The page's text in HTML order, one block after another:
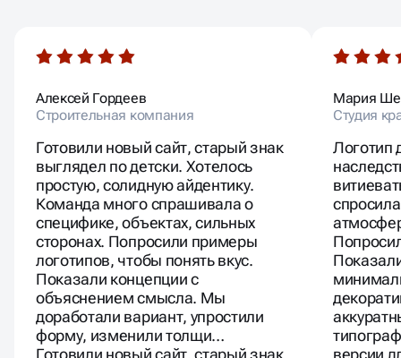
Алексей Гордеев
Строительная компания
Готовили новый сайт, старый знак
выглядел по детски. Хотелось
простую, солидную айдентику.
Команда много спрашивала о
специфике, объектах, сильных
сторонах. Попросили примеры
логотипов, чтобы понять вкус.
Показали концепции с
объяснением смысла. Мы
доработали вариант, упростили
форму, изменили толщи…
Готовили новый сайт, старый знак
Мария
Студия
Логотип
версии